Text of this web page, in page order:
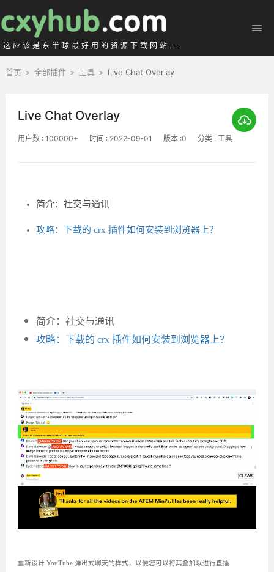
这应该是东半球最好用的资源下载网站...
首页 > 全部插件 > 工具 > Live Chat Overlay
Live Chat Overlay
用户数 : 100000+ 时间 : 2022-09-01 版本 :0 分类 : 工具
简介：社交与通讯
攻略：下载的 crx 插件如何安装到浏览器上？
简介：社交与通讯
攻略：下载的 crx 插件如何安装到浏览器上？
重新设计 YouTube 弹出式聊天的样式，以便您可以将其叠加以进行直播